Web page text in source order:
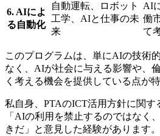
6. AIによ
る自動化
自動運転、ロボット
工学、AIと仕事の未
来
AI
働
て
このプログラムは、単にAIの技術
なく、AIが社会に与える影響や、
く考える機会を提供している点が特
私自身、PTAのICT活用方針に関す
「AIの利用を禁止するのではなく
きだ」と意見した経験があります